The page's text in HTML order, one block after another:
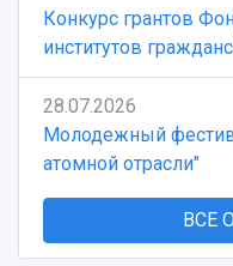
Конкурс грантов
институтов
28.07.2026
Молодежный
атомной отрасли"
ВСЕ